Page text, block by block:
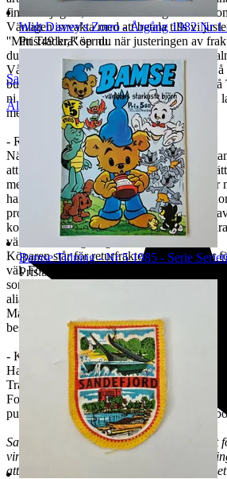
finns möjlighet, dock max 20 kg och det
Vänligen avvakta med att betala tills vi
''Mitt Tradera'' ser du när justeringen av
du redan hunnit betala så gör vi en
Vårt lager finns i närheten av Göteborg.
butik måste ni skriva ett meddelande här
ni är intresserade av att hämta varorna från
med ett tidsförslag.
- Retur och Reklamation:
När du köper en vara eller en tjänst på
att ångra köpet inom 14 dagar. Om
meddelas inom 14 dagar från det att du har
har mottagit returen återbetalas beloppet
produktens kvalitet har påverkats till följd
kommer avdrag på återbetalningen
värdeminskning att göras.
Köparen står för returfrakten och ansvarar
väl. För att värna om miljön får du gärna
som varan skickades i. Bifoga en lapp med
alias i paketet när du skickar tillbaka varan.
Maila oss vid eventuell reklamation. Bifoga
beskrivning av reklamationsskälet.
- Kontakt:
Har du frågor? Välkommen att skriva ett
Tradera, maila eller ringa.
For international buyers: Please contact us
purchase, then we send you information
SakLetarHyllan AB är ett momsregistrerat
vinst beskattas med
att företag inte ska ta upp momsen för
SakLetarHyllan
Älvängen
,Sverige
Walt Disney's Zorro - Årgång 1982 Nr 1
Pris:49 kr,Köp nu.
Bamse Tidning - Nr 5 1985 - Serie
Pris:39 kr